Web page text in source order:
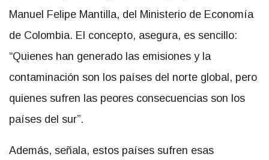
Manuel Felipe Mantilla, del Ministerio de Economía
de Colombia. El concepto, asegura, es sencillo:
“Quienes han generado las emisiones y la
contaminación son los países del norte global, pero
quienes sufren las peores consecuencias son los
países del sur”.
Además, señala, estos países sufren esas